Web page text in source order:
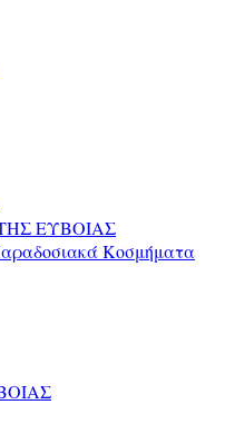
ΕΥΒΟΙΑΣ
Κοσμήματα